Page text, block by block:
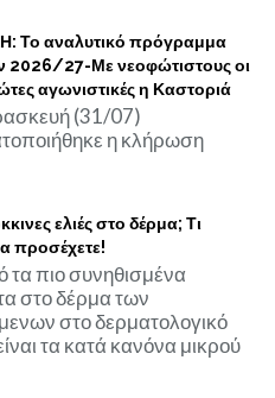
Το αναλυτικό πρόγραμμα
2026/27-Με νεοφώτιστους οι
αγωνιστικές η Καστοριά
(31/07)
η κλήρωση
ελιές στο δέρμα; Τι
προσέχετε!
πιο συνηθισμένα
στο δέρμα των
στο δερματολογικό
τα κατά κανόνα μικρού